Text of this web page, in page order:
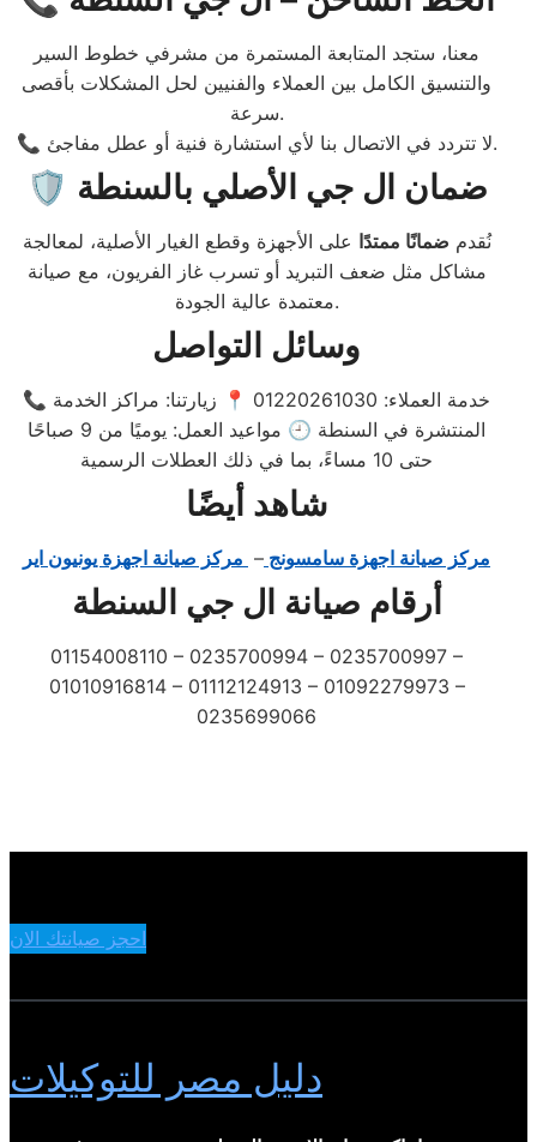
معنا، ستجد المتابعة المستمرة من مشرفي خطوط السير
والتنسيق الكامل بين العملاء والفنيين لحل المشكلات بأقصى
سرعة.
📞 لا تتردد في الاتصال بنا لأي استشارة فنية أو عطل مفاجئ.
🛡️ ضمان ال جي الأصلي بالسنطة
نُقدم ضمانًا ممتدًا على الأجهزة وقطع الغيار الأصلية، لمعالجة
مشاكل مثل ضعف التبريد أو تسرب غاز الفريون، مع صيانة
معتمدة عالية الجودة.
وسائل التواصل
📞 خدمة العملاء: 01220261030 📍 زيارتنا: مراكز الخدمة
المنتشرة في السنطة 🕘 مواعيد العمل: يوميًا من 9 صباحًا
حتى 10 مساءً، بما في ذلك العطلات الرسمية
شاهد أيضًا
مركز صيانة اجهزة سامسونج – مركز صيانة اجهزة يونيون اير
أرقام صيانة ال جي السنطة
01154008110 – 0235700994 – 0235700997 –
01010916814 – 01112124913 – 01092279973 –
0235699066
احجز صيانتك الان
دليل مصر للتوكيلات